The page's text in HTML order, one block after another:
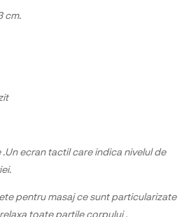
cm.
ecran tactil care indica nivelul de
pentru masaj ce sunt particularizate
toate partile corpului .